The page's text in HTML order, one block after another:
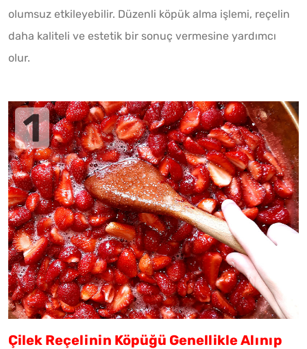
olumsuz etkileyebilir. Düzenli köpük alma işlemi, reçelin
daha kaliteli ve estetik bir sonuç vermesine yardımcı
olur.
Çilek Reçelinin Köpüğü Genellikle Alınıp